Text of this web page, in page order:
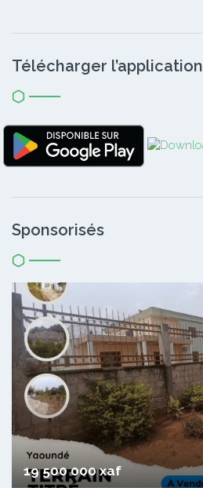
Télécharger l’application
Sponsorisés
19 500 000 xaf